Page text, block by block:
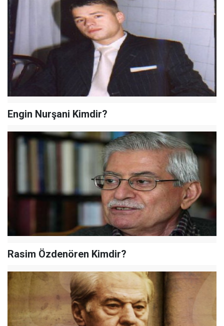
Engin Nurşani Kimdir?
Rasim Özdenören Kimdir?